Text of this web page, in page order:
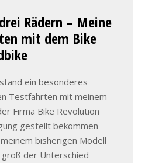
Rädern – Meine
mit dem Bike
ein besonderes
Testfahrten mit meinem
Firma Bike Revolution
gestellt bekommen
bisherigen Modell
der Unterschied